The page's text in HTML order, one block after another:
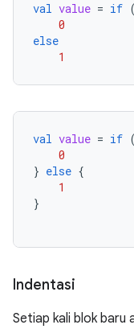
val value = if (
0
else
1
val value = if (
0
} else {
1
}
Indentasi
Setiap kali blok baru